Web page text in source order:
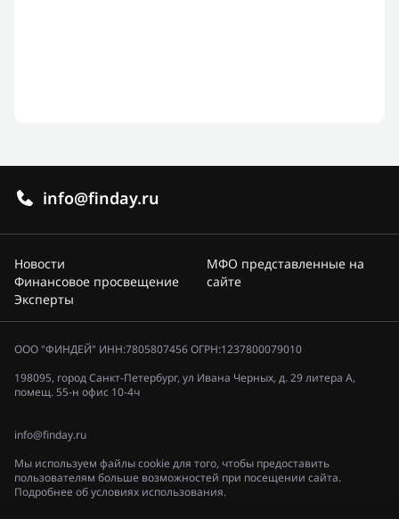
info@finday.ru
Новости
Финансовое просвещение
Эксперты
МФО представленные на
сайте
ООО "ФИНДЕЙ" ИНН:7805807456 ОГРН:1237800079010
198095, город Санкт-Петербург, ул Ивана Черных, д. 29 литера А,
помещ. 55-н офис 10-4ч
info@finday.ru
Мы используем файлы cookie для того, чтобы предоставить
пользователям больше возможностей при посещении сайта.
Подробнее об условиях использования.